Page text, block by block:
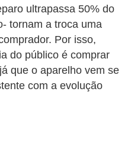
ultrapassa 50% do
tornam a troca uma
Por isso,
do público é comprar
que o aparelho vem se
com a evolução